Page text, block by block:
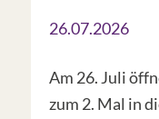
26.07.2026
Am 26. Juli
zum 2. Mal in